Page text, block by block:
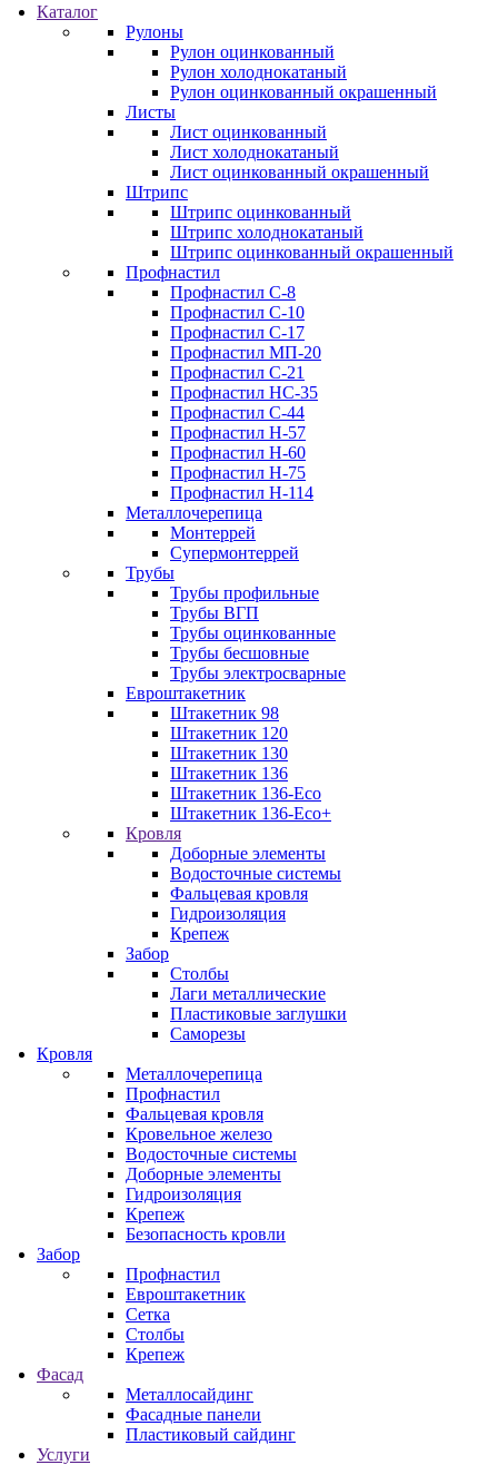
Каталог
Рулоны
Рулон оцинкованный
Рулон холоднокатаный
Рулон оцинкованный окрашенный
Листы
Лист оцинкованный
Лист холоднокатаный
Лист оцинкованный окрашенный
Штрипс
Штрипс оцинкованный
Штрипс холоднокатаный
Штрипс оцинкованный окрашенный
Профнастил
Профнастил С-8
Профнастил С-10
Профнастил С-17
Профнастил МП-20
Профнастил С-21
Профнастил НС-35
Профнастил С-44
Профнастил Н-57
Профнастил Н-60
Профнастил Н-75
Профнастил Н-114
Металлочерепица
Монтеррей
Супермонтеррей
Трубы
Трубы профильные
Трубы ВГП
Трубы оцинкованные
Трубы бесшовные
Трубы электросварные
Евроштакетник
Штакетник 98
Штакетник 120
Штакетник 130
Штакетник 136
Штакетник 136-Eco
Штакетник 136-Eco+
Кровля
Доборные элементы
Водосточные системы
Фальцевая кровля
Гидроизоляция
Крепеж
Забор
Столбы
Лаги металлические
Пластиковые заглушки
Саморезы
Кровля
Металлочерепица
Профнастил
Фальцевая кровля
Кровельное железо
Водосточные системы
Доборные элементы
Гидроизоляция
Крепеж
Безопасность кровли
Забор
Профнастил
Евроштакетник
Сетка
Столбы
Крепеж
Фасад
Металлосайдинг
Фасадные панели
Пластиковый сайдинг
Услуги